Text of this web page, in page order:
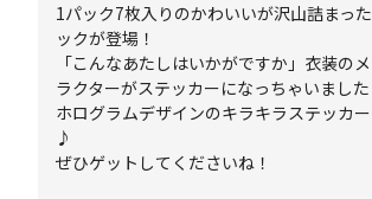
1パック7枚入りのかわいいが沢山詰まっ
ックが登場！
「こんなあたしはいかがですか」衣装の
ラクターがステッカーになっちゃいました
ホログラムデザインのキラキラステッカ
♪
ぜひゲットしてくださいね！